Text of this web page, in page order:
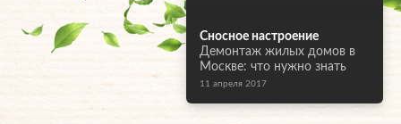
Сносное настроение
Демонтаж жилых домов в
Москве: что нужно знать
11 апреля 2017